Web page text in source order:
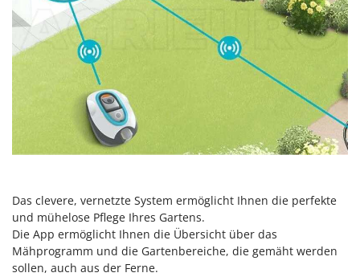
Rührtöpfe mit Elektrischem Rührwerk
Rupfmaschinen
Sämaschinen und Düngerstreuer
Scheibenpflüge
Schneefräsen
Schrotmühlen - elektrisch
Schwader für Traktoren
Schweißgeräte
Seilwinden - Motorseilwinden
GreenBay
Greenworks
GRIFO
GVS
H
Hailo
Henx
HiKOKI
Honda
Das clevere, vernetzte System ermöglicht Ihnen die perfekte
und mühelose Pflege Ihres Gartens.
Die App ermöglicht Ihnen die Übersicht über das
Mähprogramm und die Gartenbereiche, die gemäht werden
sollen, auch aus der Ferne.